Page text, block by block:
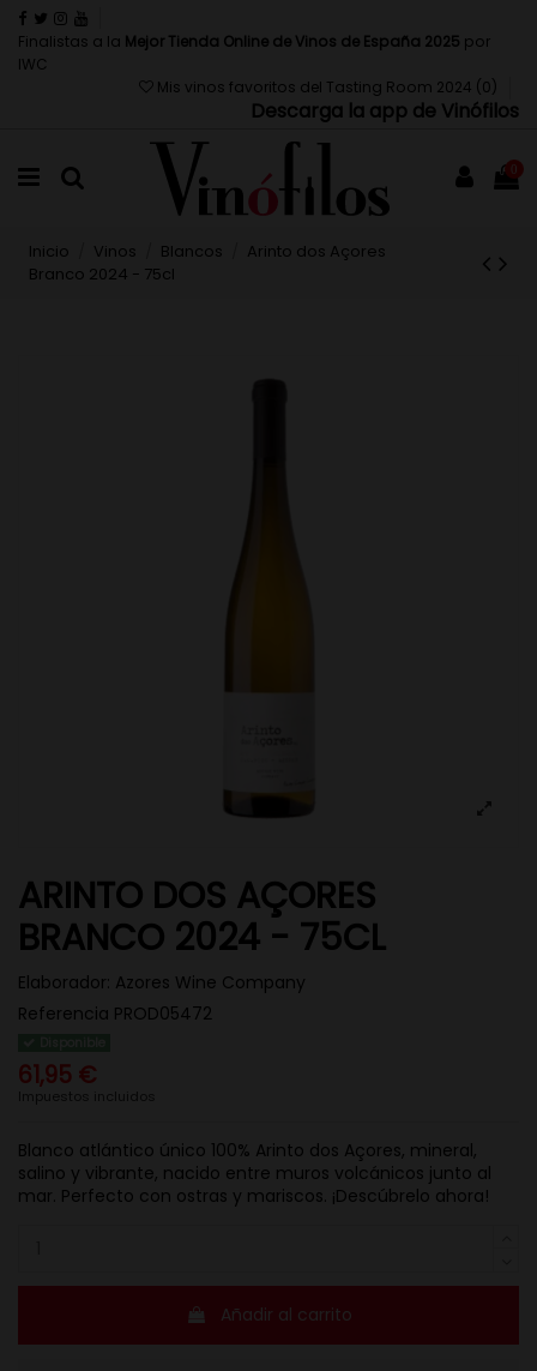
Finalistas a la Mejor Tienda Online de Vinos de España 2025 por
IWC
Mis vinos favoritos del Tasting Room 2024 (0 )
Descarga la app de Vinófilos
0
Inicio Vinos Blancos
Arinto dos Açores
Branco 2024 - 75cl
ARINTO DOS AÇORES
BRANCO 2024 - 75CL
Elaborador: Azores Wine Company
Referencia PROD05472
61,95 €
Impuestos incluidos
Blanco atlántico único 100% Arinto dos Açores, mineral,
salino y vibrante, nacido entre muros volcánicos junto al
mar. Perfecto con ostras y mariscos. ¡Descúbrelo ahora!
Añadir al carrito